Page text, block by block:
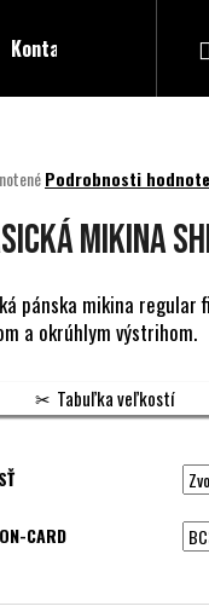
Kontakty
Podrobnosti
MIKINA
pánska mikina regular
a okrúhlym výstrihom.
Tabuľka veľkostí
CARD